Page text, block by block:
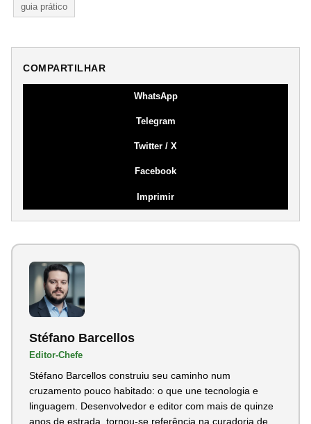
guia prático
COMPARTILHAR
WhatsApp
Telegram
Twitter / X
Facebook
Imprimir
Stéfano Barcellos
Editor-Chefe
Stéfano Barcellos construiu seu caminho num
cruzamento pouco habitado: o que une tecnologia e
linguagem. Desenvolvedor e editor com mais de quinze
anos de estrada, tornou-se referência na curadoria de